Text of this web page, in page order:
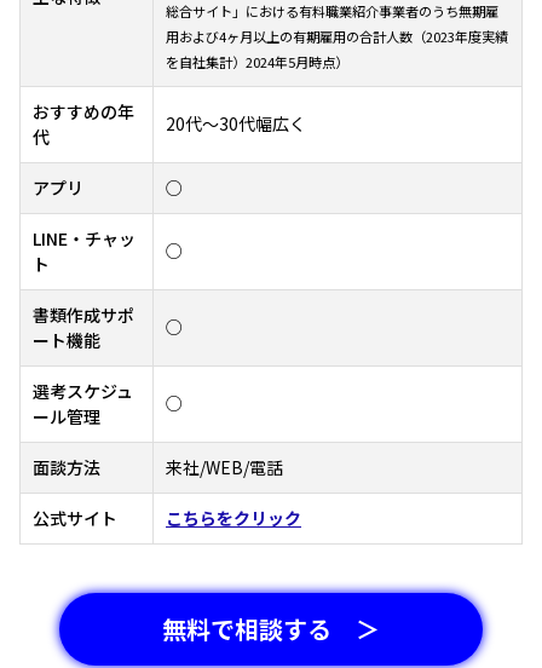
総合サイト」における有料職業紹介事業者のうち無期雇
用および4ヶ月以上の有期雇用の合計人数（2023年度実績
を自社集計）2024年5月時点）
おすすめの年
代
20代～30代幅広く
アプリ ○
LINE・チャッ
ト
○
書類作成サポ
ート機能
○
選考スケジュ
ール管理
○
面談方法 来社/WEB/電話
公式サイト こちらをクリック
無料で相談する ＞